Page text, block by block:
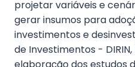
projetar variáveis e
gerar insumos para
investimentos e
de Investimentos -